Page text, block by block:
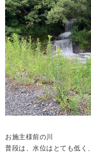
お施主様前の川
普段は、水位はとても低く、